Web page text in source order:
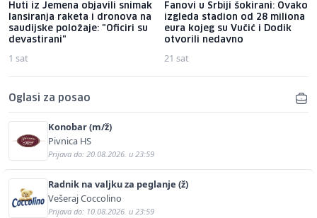
Huti iz Jemena objavili snimak
lansiranja raketa i dronova na
saudijske položaje: "Oficiri su
devastirani"
1 sat
Fanovi u Srbiji šokirani: Ovako
izgleda stadion od 28 miliona
eura kojeg su Vučić i Dodik
otvorili nedavno
21 sat
Oglasi za posao
Konobar (m/ž)
Pivnica HS
Prijava do: 20.08.2026. u 23:59
Radnik na valjku za peglanje (ž)
Vešeraj Coccolino
Prijava do: 10.08.2026. u 23:59